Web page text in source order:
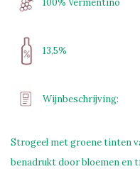
13,5%
Wijnbeschrijving:
Strogeel met groene tinten
benadrukt door bloemen en